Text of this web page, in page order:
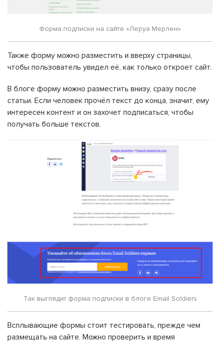
Форма подписки на сайте «Леруа Мерлен»
Также форму можно разместить и вверху страницы,
чтобы пользователь увидел её, как только откроет сайт.
В блоге форму можно разместить внизу, сразу после
статьи. Если человек прочёл текст до конца, значит, ему
интересен контент и он захочет подписаться, чтобы
получать больше текстов.
Так выглядит форма подписки в блоге Email Soldiers
Всплывающие формы стоит тестировать, прежде чем
размещать на сайте. Можно проверить и время